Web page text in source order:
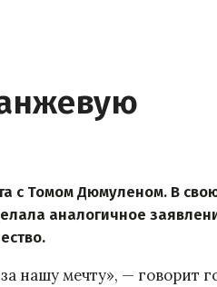
с Томом Дюмуленом. В
аналогичное
нашу мечту», — говорит